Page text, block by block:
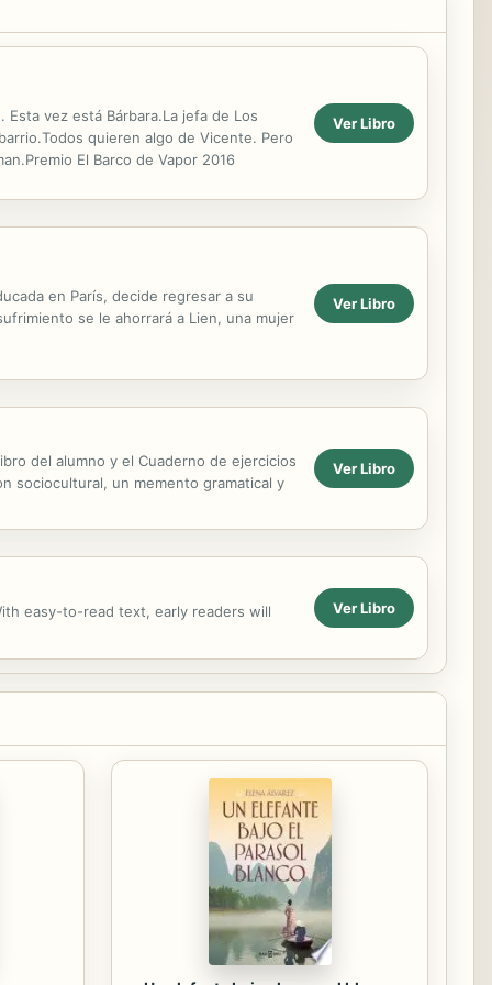
vez está Bárbara.La jefa de Los
quieren algo de Vicente. Pero
El Barco de Vapor 2016
Ver Libro
en París, decide regresar a su
se le ahorrará a Lien, una mujer
Ver Libro
del alumno y el Cuaderno de ejercicios
sociocultural, un memento gramatical y
Ver Libro
easy-to-read text, early readers will Ver Libro